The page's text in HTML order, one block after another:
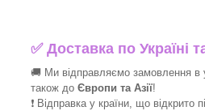
✅Доставка по Україні
🚚 Ми відправляємо замовлення в
також до Європи та Азії!
❗ Відправка у країни, що відкрито